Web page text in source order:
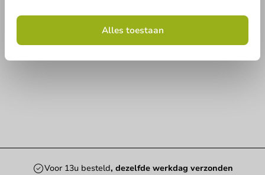
Voor 13u besteld, dezelfde werkdag verzonden
Alles toestaan